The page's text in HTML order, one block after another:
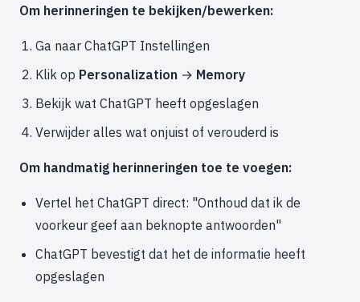
Om herinneringen te bekijken/bewerken:
Ga naar ChatGPT Instellingen
Klik op Personalization → Memory
Bekijk wat ChatGPT heeft opgeslagen
Verwijder alles wat onjuist of verouderd is
Om handmatig herinneringen toe te voegen:
Vertel het ChatGPT direct: "Onthoud dat ik de
voorkeur geef aan beknopte antwoorden"
ChatGPT bevestigt dat het de informatie heeft
opgeslagen